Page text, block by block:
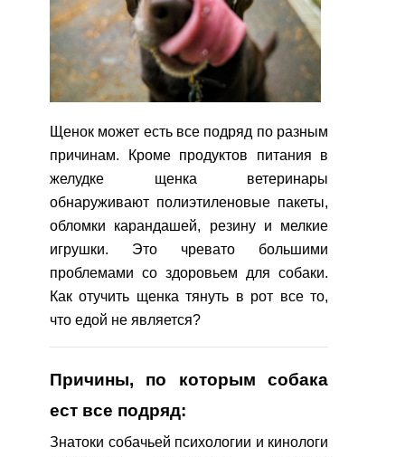
Щенок может есть все подряд по разным
причинам. Кроме продуктов питания в
желудке щенка ветеринары
обнаруживают полиэтиленовые пакеты,
обломки карандашей, резину и мелкие
игрушки. Это чревато большими
проблемами со здоровьем для собаки.
Как отучить щенка тянуть в рот все то,
что едой не является?
Причины, по которым собака
ест все подряд:
Знатоки собачьей психологии и кинологи